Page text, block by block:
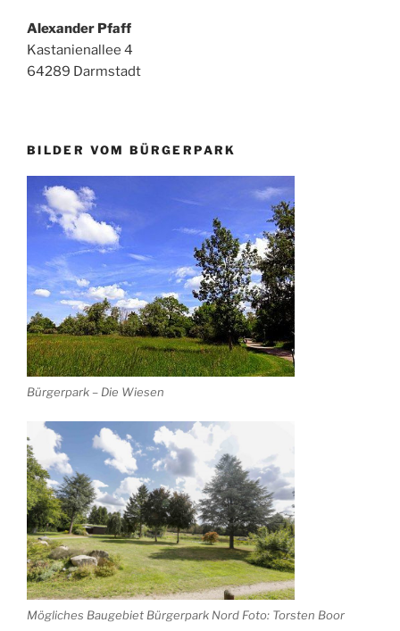
Alexander Pfaff
Kastanienallee 4
64289 Darmstadt
BILDER VOM BÜRGERPARK
Bürgerpark – Die Wiesen
Mögliches Baugebiet Bürgerpark Nord Foto: Torsten Boor